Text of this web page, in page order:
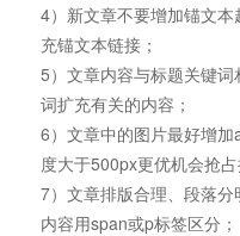
4）新文章不要增加锚文
充锚文本链接；
5）文章内容与标题关键
词扩充有关的内容；
6）文章中的图片最好增
度大于500px更优机会抢
7）文章排版合理、段落
内容用span或p标签区分；